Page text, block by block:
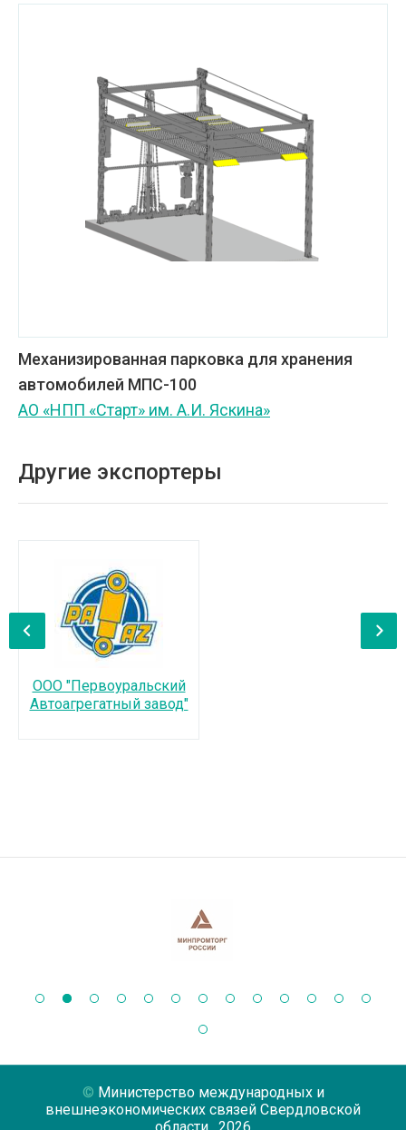
Механизированная парковка для хранения
автомобилей МПС-100
АО «НПП «Старт» им. А.И. Яскина»
Другие экспортеры
ООО "Первоуральский
Автоагрегатный завод"
Министерство международных и
внешнеэкономических связей Свердловской